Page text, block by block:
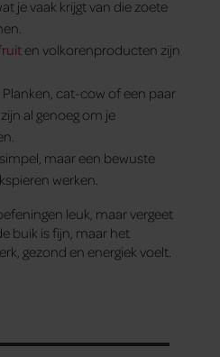
je vaak krijgt van die zoete
en volkorenproducten zijn
cat-cow of een paar
al genoeg om je
maar een bewuste
werken.
leuk, maar vergeet
buik is fijn, maar het
gezond en energiek voelt.